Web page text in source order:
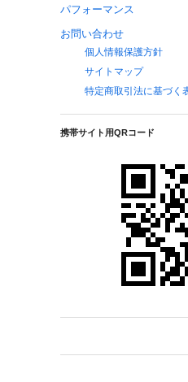
パフォーマンス
お問い合わせ
個人情報保護方針
サイトマップ
特定商取引法に基づく
携帯サイト用QRコード